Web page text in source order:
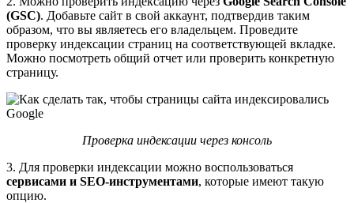
(GSC). Добавьте сайт в свой аккаунт, подтвердив таким
образом, что вы являетесь его владельцем. Проведите
проверку индексации страниц на соответствующей вкладке.
Можно посмотреть общий отчет или проверить конкретную
страницу.
Проверка индексации через консоль
3. Для проверки индексации можно воспользоваться
сервисами и SEO-инструментами, которые имеют такую
опцию.